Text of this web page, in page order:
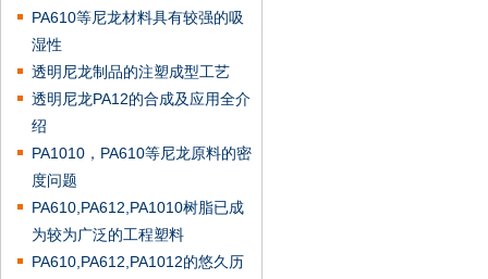
PA610等尼龙材料具有较强的吸
湿性
透明尼龙制品的注塑成型工艺
透明尼龙PA12的合成及应用全介
绍
PA1010，PA610等尼龙原料的密
度问题
PA610,PA612,PA1010树脂已成
为较为广泛的工程塑料
PA610,PA612,PA1012的悠久历